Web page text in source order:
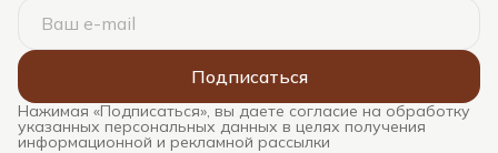
Подписаться
Нажимая «Подписаться», вы даете согласие на обработку
указанных персональных данных в целях получения
информационной и рекламной рассылки